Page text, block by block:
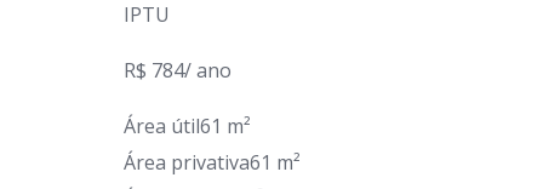
IPTU
R$ 784/ ano
Área útil61 m²
Área privativa61 m²